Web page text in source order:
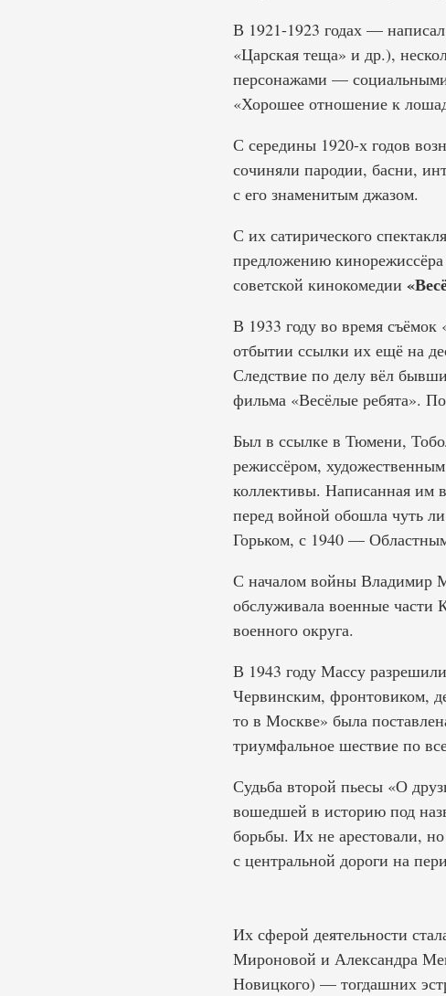
В 1921-1923 годах —
«Царская теща» и др.),
персонажами —
«Хорошее отношение к
С середины 1920-х годов
сочиняли пародии, басни,
с его знаменитым джазом.
С их сатирического
предложению
советской кинокомедии
В 1933 году во время съёмок
отбытии ссылки их ещё на
Следствие по делу вёл
фильма «Весёлые ребята».
Был в ссылке в Тюмени,
режиссёром,
коллективы. Написанная им
перед войной обошла чуть
Горьком, с 1940 —
С началом войны Владимир
обслуживала военные части
военного округа.
В 1943 году Массу
Червинским, фронтовиком,
то в Москве» была
триумфальное шествие по
Судьба второй пьесы «О
вошедшей в историю под
борьбы. Их не арестовали,
с центральной дороги на
Их сферой деятельности
Мироновой и Александра
Новицкого) — тогдашних